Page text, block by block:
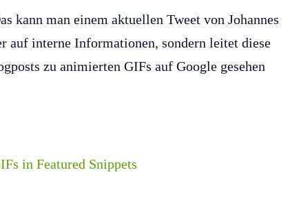
kann man einem aktuellen Tweet von Johannes
auf interne Informationen, sondern leitet diese
zu animierten GIFs auf Google gesehen